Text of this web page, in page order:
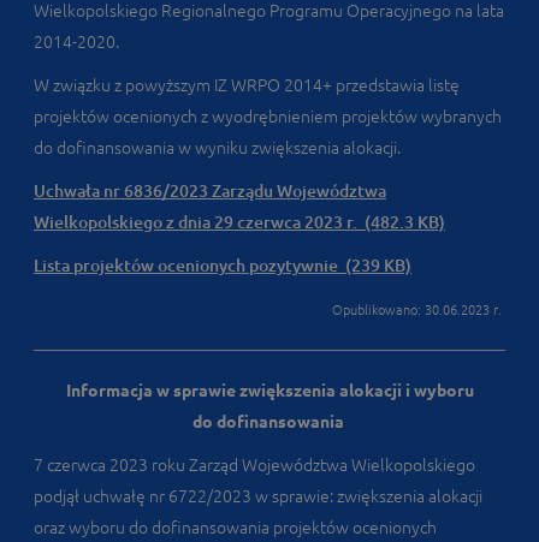
Wielkopolskiego Regionalnego Programu Operacyjnego na lata
2014-2020.
W związku z powyższym IZ WRPO 2014+ przedstawia listę
projektów ocenionych z wyodrębnieniem projektów wybranych
do dofinansowania w wyniku zwiększenia alokacji.
Uchwała nr 6836/2023 Zarządu Województwa
Wielkopolskiego z dnia 29 czerwca 2023 r. (482.3 KB)
Lista projektów ocenionych pozytywnie (239 KB)
Opublikowano: 30.06.2023 r.
Informacja w sprawie zwiększenia alokacji i wyboru
do dofinansowania
7 czerwca 2023 roku Zarząd Województwa Wielkopolskiego
podjął uchwałę nr 6722/2023 w sprawie: zwiększenia alokacji
oraz wyboru do dofinansowania projektów ocenionych